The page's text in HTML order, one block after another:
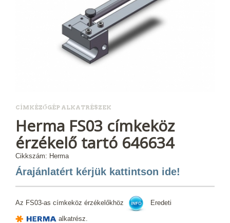
CÍMKÉZŐGÉP ALKATRÉSZEK
Herma FS03 címkeköz
érzékelő tartó 646634
Cikkszám: Herma
Árajánlatért kérjük kattintson ide!
Az FS03-as címkeköz érzékelőkhöz Eredeti
alkatrész.